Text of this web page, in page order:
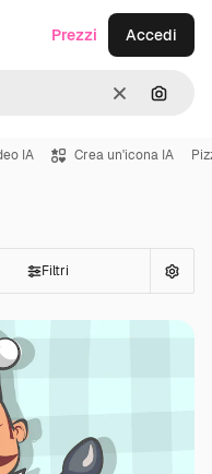
CancellaCerca
Prezzi Accedi
IA Crea un'icona IA
Filtri